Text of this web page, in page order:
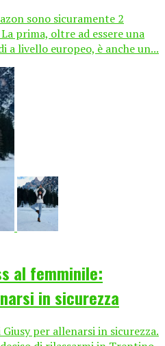
sono sicuramente 2
prima, oltre ad essere una
a livello europeo, è anche un...
al femminile:
in sicurezza
per allenarsi in sicurezza.